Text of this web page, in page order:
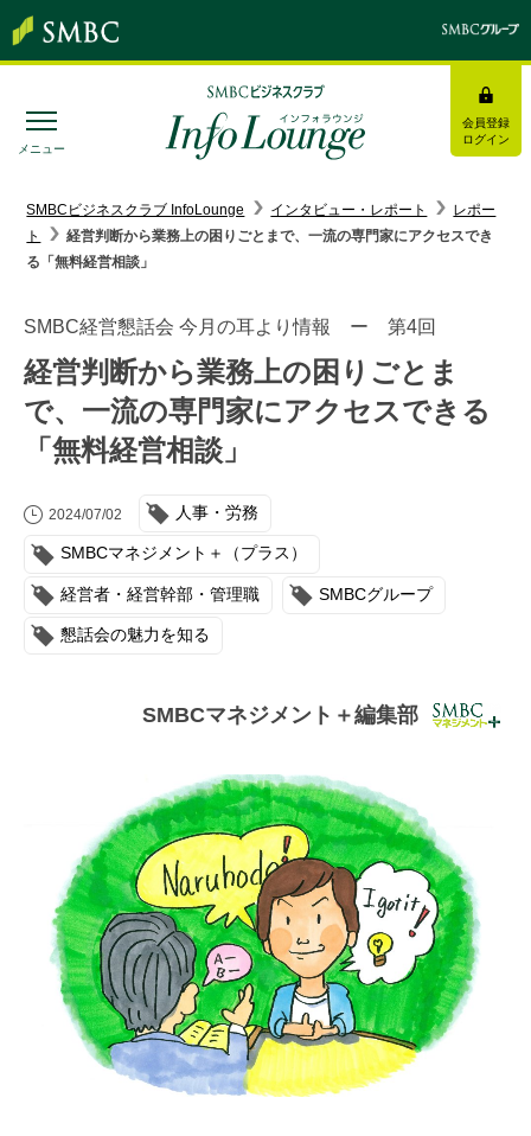
メニュー
会員登録
ログイン
みんなの研修
ログイン/会員登録
トピックス＆インフォメーション
お役立ち情報
インタビュー・レポート
連載・コラム
イベント・セミナー
プライバシーポリシー
本サイトのご利用にあたって
お問い合わせ
SMBCビジネスクラブ InfoLounge インタビュー・レポート
レポー
ト
経営判断から業務上の困りごとまで、一流の専門家にアクセスでき
る「無料経営相談」
SMBC経営懇話会 今月の耳より情報 ー 第4回
経営判断から業務上の困りごとま
で、一流の専門家にアクセスできる
「無料経営相談」
2024/07/02 人事・労務
SMBCマネジメント＋（プラス）
経営者・経営幹部・管理職 SMBCグループ
懇話会の魅力を知る
SMBCマネジメント＋編集部